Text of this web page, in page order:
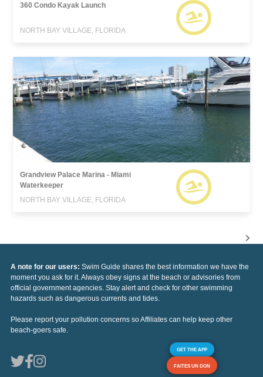
360 Condo Kayak Launch
NORTH BAY VILLAGE, FLORIDA
Grandview Palace Marina - Miami
Waterkeeper
NORTH BAY VILLAGE, FLORIDA
A note for our users: Swim Guide shares the best information we have the
moment you ask for it. Always obey signs at the beach or advisories from
official government agencies. Stay alert and check for other swimming
hazards such as dangerous currents and tides.
Please report your pollution concerns so Affiliates can help keep other
beach-goers safe.
GET THE APP
FAITES UN DON